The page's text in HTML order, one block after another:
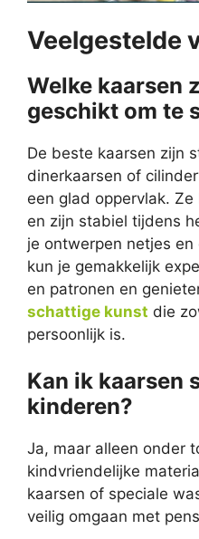
Veelgestelde
Welke kaarsen
geschikt om te
De beste kaarsen zijn
dinerkaarsen of
een glad oppervlak.
en zijn stabiel tijdens
je ontwerpen netjes
kun je gemakkelijk
en patronen en
schattige kunst die
persoonlijk is.
Kan ik kaarsen
kinderen?
Ja, maar alleen onder
kindvriendelijke
kaarsen of speciale
veilig omgaan met